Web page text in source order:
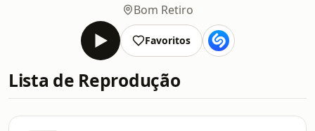
Bom Retiro
Favoritos
Lista de Reprodução